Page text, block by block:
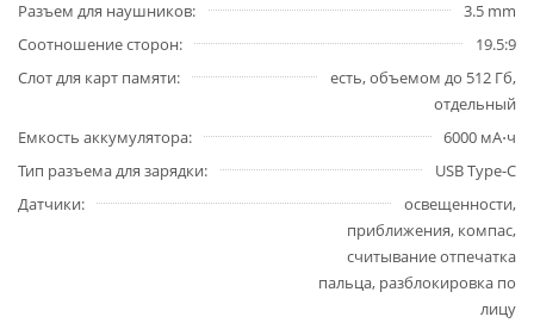
Разъем для наушников
3.5 mm
Соотношение сторон
19.5:9
Слот для карт памяти
есть, объемом до 512 Гб,
отдельный
Емкость аккумулятора
6000 мА⋅ч
Тип разъема для зарядки
USB Type-C
Датчики
освещенности,
приближения, компас,
считывание отпечатка
пальца, разблокировка по
лицу